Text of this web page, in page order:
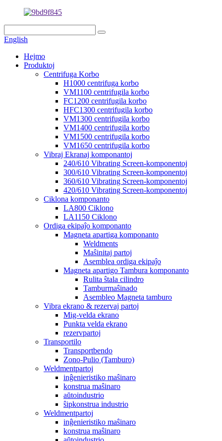
English
Hejmo
Produktoj
Centrifuga Korbo
H1000 centrifuga korbo
VM1100 centrifugila korbo
FC1200 centrifugila korbo
HFC1300 centrifugila korbo
VM1300 centrifugila korbo
VM1400 centrifugila korbo
VM1500 centrifugila korbo
VM1650 centrifugila korbo
Vibraj Ekranaj komponantoj
240/610 Vibrating Screen-komponentoj
300/610 Vibrating Screen-komponentoj
360/610 Vibrating Screen-komponentoj
420/610 Vibrating Screen-komponentoj
Ciklona komponanto
LA800 Ciklono
LA1150 Ciklono
Ordiga ekipaĵo komponanto
Magneta apartiga komponanto
Weldments
Maŝinitaj partoj
Asemblea ordiga ekipaĵo
Magneta apartigo Tambura komponanto
Rulita ŝtala cilindro
Tamburmaŝinado
Asembleo Magneta tamburo
Vibra ekrano & rezervaj partoj
Mig-velda ekrano
Punkta velda ekrano
rezervpartoj
Transportilo
Transportbendo
Zono-Pulio (Tamburo)
Weldmentpartoj
inĝenieristiko maŝinaro
konstrua maŝinaro
aŭtoindustrio
ŝipkonstrua industrio
Weldmentpartoj
inĝenieristiko maŝinaro
konstrua maŝinaro